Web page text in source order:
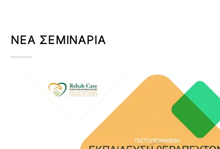
ΝΕΑ ΣΕΜΙΝΑΡΙΑ